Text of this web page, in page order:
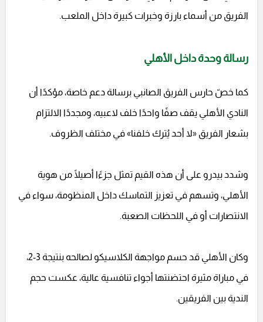
الفريق من أسماء بارزة وخبرات كبيرة داخل الملعب.
رسالة وحدة داخل الأهلي
كما خصّ حارس الفريق الصانبي برسالة دعم خاصة، مؤكدًا أن
النادي الأهلي يقف صفًا واحدًا خلف لاعبيه، ومجددًا الالتزام
بشعار الفريق «لا أحد يُترك خلفنا» في مختلف الظروف.
وشدد بيدرو على أن هذه القيم تمثل جزءًا أصيلًا من هوية
الأهلي، وتسهم في تعزيز التماسك داخل المنظومة، سواء في
الانتصارات أو في اللحظات الصعبة.
وكان الأهلي قد حسم مواجهة الكلاسيكو لصالحه بنتيجة 3-2،
في مباراة مثيرة احتضنتها أجواء تنافسية عالية، عكست حجم
الندية بين الفريقين.